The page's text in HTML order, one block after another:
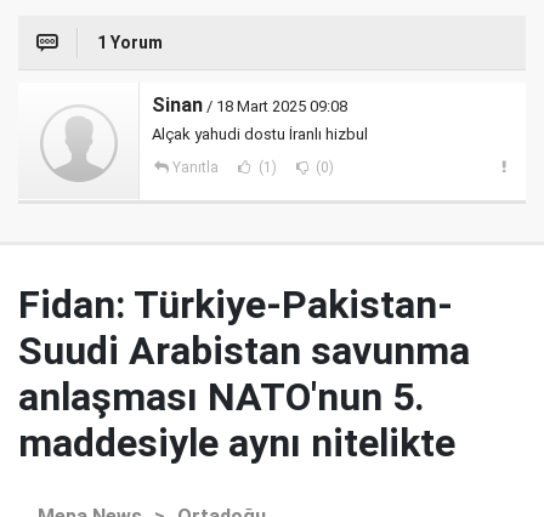
1 Yorum
Sinan / 18 Mart 2025 09:08
Alçak yahudi dostu İranlı hizbul
Yanıtla (1) (0)
Fidan: Türkiye-Pakistan-
Suudi Arabistan savunma
anlaşması NATO'nun 5.
maddesiyle aynı nitelikte